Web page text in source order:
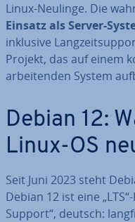
Linux-Neulinge. Die
Einsatz als Server-
inklusive
Projekt, das auf einem
ar­bei­ten­den System
Debian 12:
Linux-OS
Seit Juni 2023 steht
Debian 12 ist eine
Support“, deutsch: